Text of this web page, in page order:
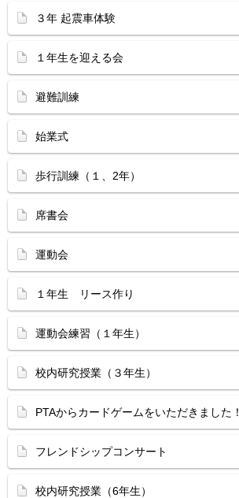
３年 起震車体験
１年生を迎える会
避難訓練
始業式
歩行訓練（１、2年）
席書会
運動会
１年生 リース作り
運動会練習（１年生）
校内研究授業（３年生）
PTAからカードゲームをいただきました！
フレンドシップコンサート
校内研究授業（6年生）